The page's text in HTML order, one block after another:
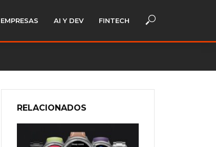
EMPRESAS AI Y DEV FINTECH
RELACIONADOS